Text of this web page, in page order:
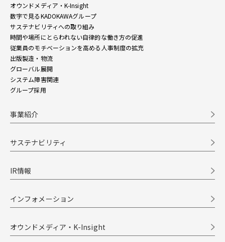
オウンドメディア・K-Insight
数字で見るKADOKAWAグループ
サステナビリティへの取り組み
時間や場所にとらわれない自律的な働き方の促進
従業員のモチベーションを高める人事制度の拡充
出版製造・物流
グローバル展開
システム障害関連
グループ採用
事業紹介
サステナビリティ
IR情報
インフォメーション
オウンドメディア・K-Insight